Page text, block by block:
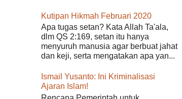
Kutipan Hikmah Februari 2020
Apa tugas setan? Kata Allah Ta'ala,
dlm QS 2:169, setan itu hanya
menyuruh manusia agar berbuat jahat
dan keji, serta mengatakan apa yan...
Ismail Yusanto: Ini Kriminalisasi
Ajaran Islam!